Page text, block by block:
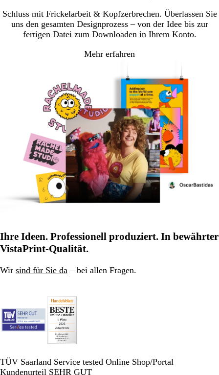
Schluss mit Frickelarbeit & Kopfzerbrechen. Überlassen Sie
uns den gesamten Designprozess – von der Idee bis zur
fertigen Datei zum Downloaden in Ihrem Konto.
Mehr erfahren
Ihre Ideen. Professionell produziert. In bewährter
VistaPrint-Qualität.
Wir sind für Sie da – bei allen Fragen.
TÜV Saarland Service tested Online Shop/Portal
Kundenurteil SEHR GUT